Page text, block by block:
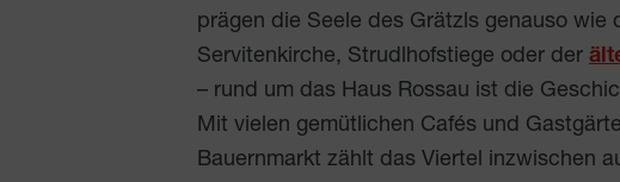
prägen die Seele des Grätzls genauso wie
Servitenkirche, Strudlhofstiege oder der
– rund um das Haus Rossau ist die
Mit vielen gemütlichen Cafés und
Bauernmarkt zählt das Viertel inzwischen